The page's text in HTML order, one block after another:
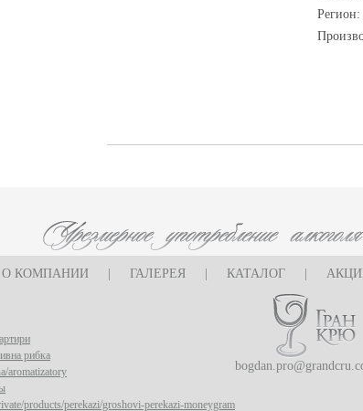
Регион:
О КОМПАНИИ ГАЛЕРЕЯ КАТАЛОГ
рибка
aromatizatory
products/perekazi/groshovi-perekazi-moneygram